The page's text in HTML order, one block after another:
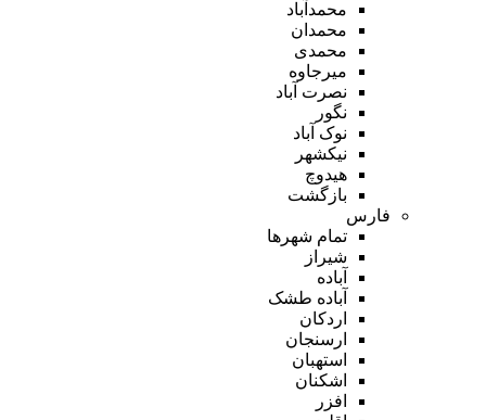
محمدآباد
محمدان
محمدی
میرجاوه
نصرت آباد
نگور
نوک آباد
نیکشهر
هیدوچ
بازگشت
فارس
تمام شهر‌ها
شیراز
آباده
آباده طشک
اردکان
ارسنجان
استهبان
اشکنان
افزر